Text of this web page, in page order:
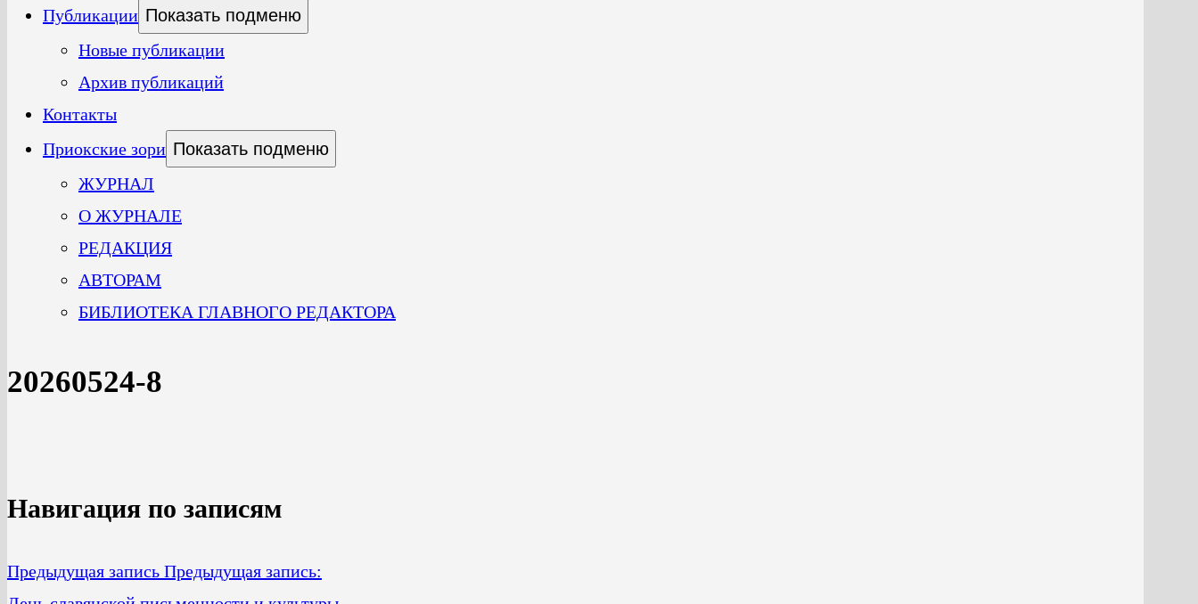
Публикации Показать подменю
Новые публикации
Архив публикаций
Контакты
Приокские зори Показать подменю
ЖУРНАЛ
О ЖУРНАЛЕ
РЕДАКЦИЯ
АВТОРАМ
БИБЛИОТЕКА ГЛАВНОГО РЕДАКТОРА
20260524-8
Навигация по записям
Предыдущая запись Предыдущая запись: